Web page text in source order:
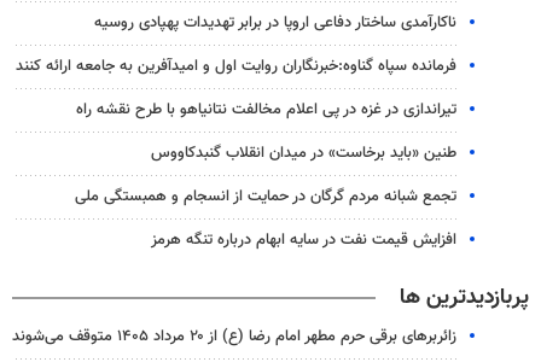
ناکارآمدی ساختار دفاعی اروپا در برابر تهدیدات پهپادی روسیه
فرمانده سپاه گناوه:خبرنگاران روایت اول و امیدآفرین به جامعه ارائه کنند
تیراندازی در غزه در پی اعلام مخالفت نتانیاهو با طرح نقشه راه
طنین «باید برخاست» در میدان انقلاب گنبدکاووس
تجمع شبانه مردم گرگان در حمایت از انسجام و همبستگی ملی
افزایش قیمت نفت در سایه ابهام درباره تنگه هرمز
پربازدیدترین ها
زائربرهای برقی حرم مطهر امام رضا (ع) از ۲۰ مرداد ۱۴۰۵ متوقف می‌شوند